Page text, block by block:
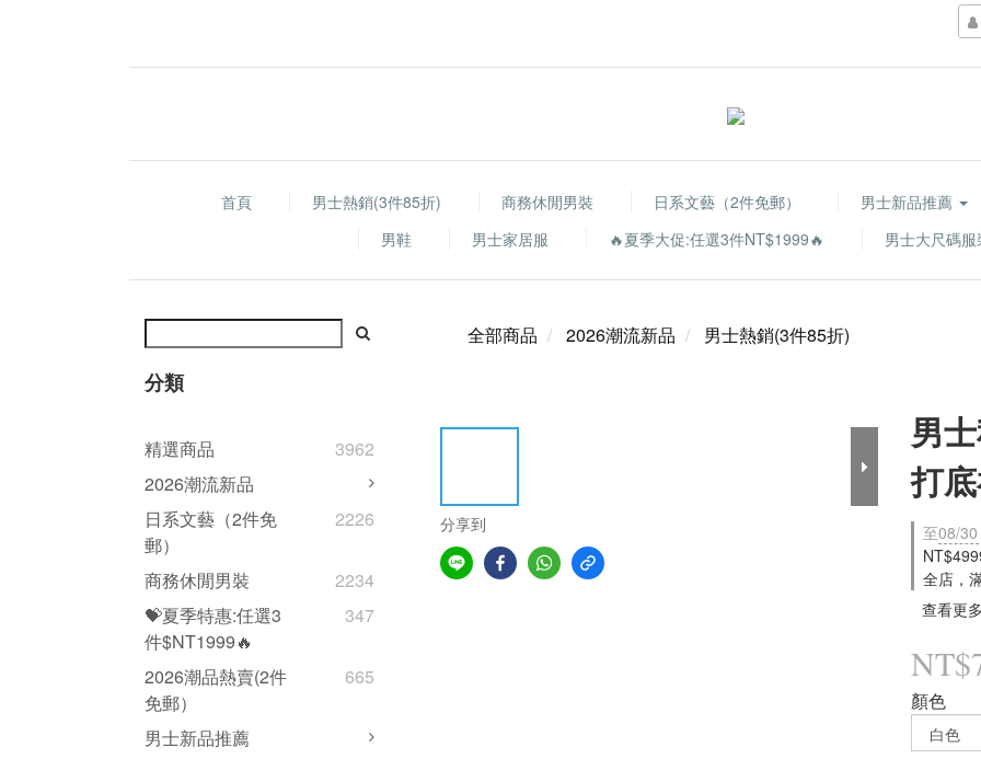
首頁 男士熱銷(3件85折) 商務休閒男裝 日系文藝（2件免郵）
男士新品推薦
男鞋
男士家居服 🔥夏季大促:任選3件NT$1999🔥 男士大尺碼服
分類
精選商品
3962
2026潮流新品
日系文藝（2件免
郵）
2226
商務休閒男裝
2234
💝夏季特惠:任選3
件$NT1999🔥
347
2026潮品熱賣(2件
免郵）
665
男士新品推薦
全部商品 2026潮流新品 男士熱銷(3件85折)
分享到
男
打
至08/
全店，
查看更
顏色